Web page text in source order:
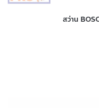
สว่าน